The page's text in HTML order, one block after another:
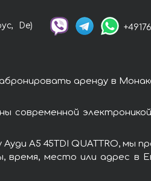
De)
аренду в
современной
A5 45TDI QUATTRO, мы
время, место или адрес в